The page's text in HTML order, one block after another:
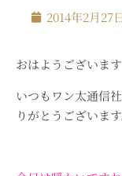
2014年2月27
おはようございます
いつもワン太通信
りがとうございます